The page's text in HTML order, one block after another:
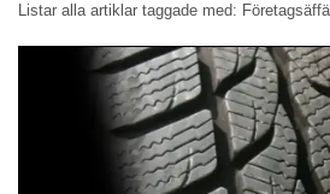
Listar alla artiklar taggade med: